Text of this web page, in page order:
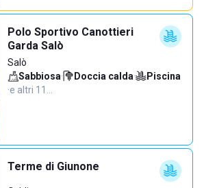
Polo Sportivo Canottieri
Garda Salò
Salò
Sabbiosa· Doccia calda·
Piscina
·e altri 11…
Terme di Giunone